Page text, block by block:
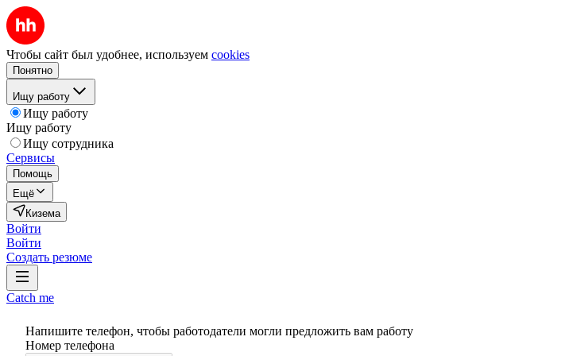
Чтобы сайт был удобнее, используем cookies
Понятно
Ищу работу
Ищу работу
Ищу работу
Ищу сотрудника
Сервисы
Помощь
Ещё
Кизема
Войти
Войти
Создать резюме
Catch me
Напишите телефон, чтобы работодатели могли предложить вам работу
Номер телефона